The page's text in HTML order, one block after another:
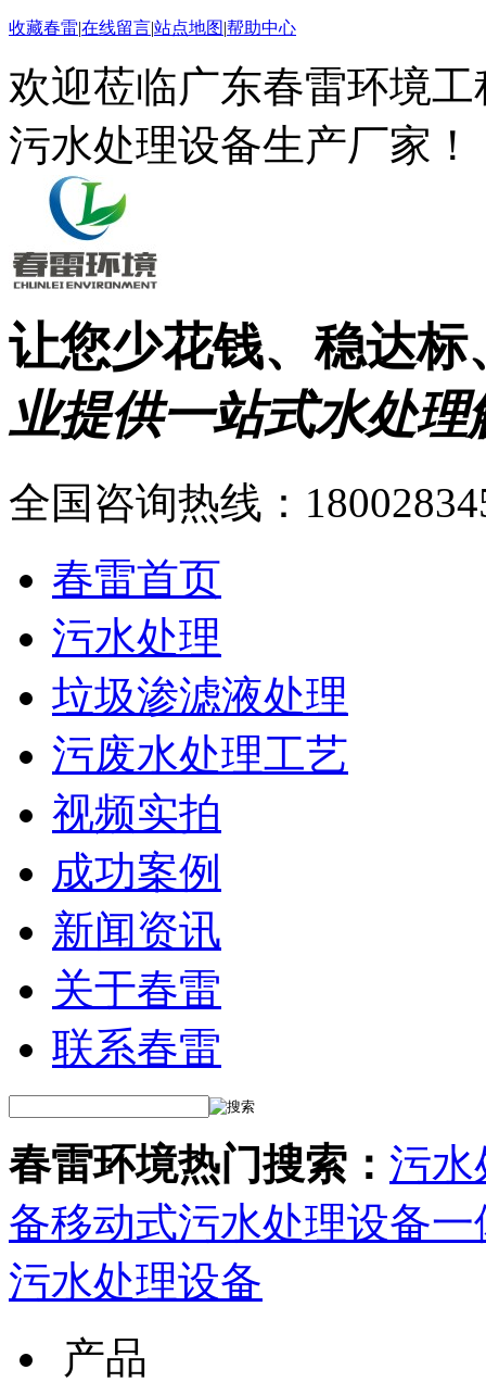
收藏春雷|在线留言|站点地图|帮助中心
欢迎莅临广东春雷环境
污水处理设备生产厂家！
让您少花钱、稳达标
业提供一站式水处理
全国咨询热线：
春雷首页
污水处理
垃圾渗滤液处理
污废水处理工艺
视频实拍
成功案例
新闻资讯
关于春雷
联系春雷
春雷环境热门搜索： 污水
备移动式污水处理设备一
污水处理设备
产品